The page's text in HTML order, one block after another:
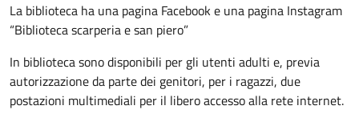
La biblioteca ha una pagina Facebook e una pagina Instagram
“Biblioteca scarperia e san piero”
In biblioteca sono disponibili per gli utenti adulti e, previa
autorizzazione da parte dei genitori, per i ragazzi, due
postazioni multimediali per il libero accesso alla rete internet.